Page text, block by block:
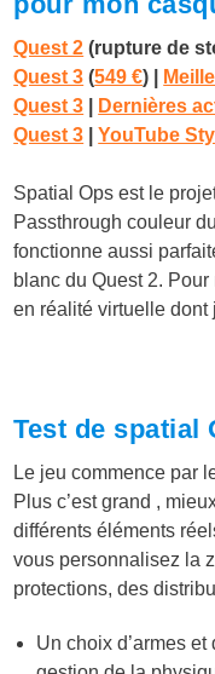
Quest 2 (rupture de
Quest 3 (549 €)
Quest 3
Dernières
Quest 3
YouTube
Spatial Ops est le
Passthrough couleur
fonctionne aussi
blanc du Quest 2.
en réalité virtuelle dont
Test de spatial
Le jeu commence par
Plus c’est grand ,
différents éléments
vous personnalisez la
protections, des
Un choix d’armes